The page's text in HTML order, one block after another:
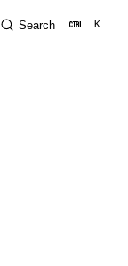
Search K